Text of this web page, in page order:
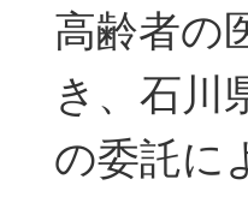
高齢者の
き、石川
の委託に